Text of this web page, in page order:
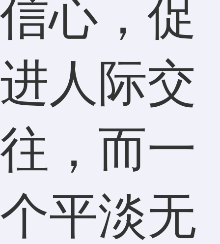
信心，促
进人际交
往，而一
个平淡无